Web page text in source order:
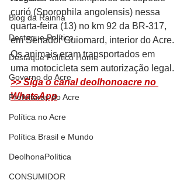
Blog da Rainha
Destaque Político
Destaque Político Home
Governo do Acre
Prefeituras do Acre
Política no Acre
Política Brasil e Mundo
DeolhonaPolítica
CONSUMIDOR
curió (Sporophila angolensis) nessa
quarta-feira (13) no km 92 da BR-317,
em Senador Guiomard, interior do Acre.
Os animais eram transportados em
uma motocicleta sem autorização legal.
>> Siga o canal deolhonoacre no
WhatsApp